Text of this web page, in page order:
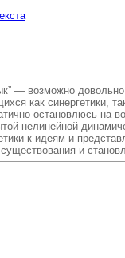
— возможно
как
остановлюсь на
нелинейной
к идеям и
и